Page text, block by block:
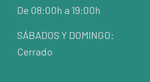
De 08:00h a 19:00h
SÁBADOS Y DOMINGO:
Cerrado